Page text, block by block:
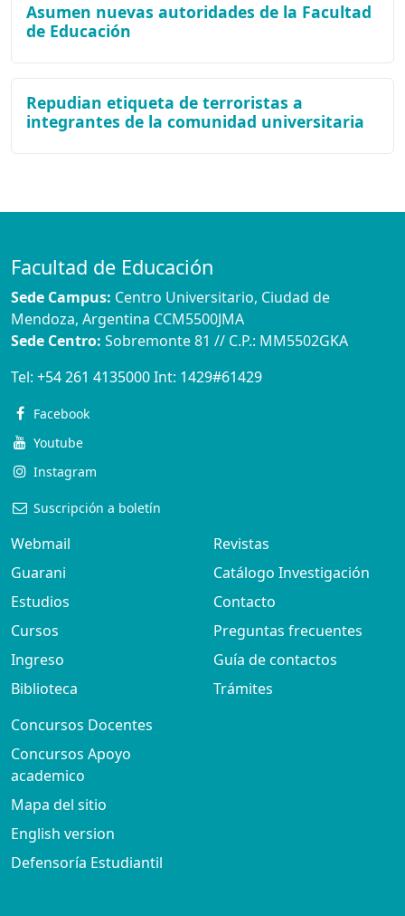
Asumen nuevas autoridades de la Facultad
de Educación
Repudian etiqueta de terroristas a
integrantes de la comunidad universitaria
Facultad de Educación
Sede Campus: Centro Universitario, Ciudad de
Mendoza, Argentina CCM5500JMA
Sede Centro: Sobremonte 81 // C.P.: MM5502GKA
Tel: +54 261 4135000Int: 1429#61429
Facebook
Youtube
Instagram
Suscripción a boletín
Webmail
Guarani
Estudios
Cursos
Ingreso
Biblioteca
Revistas
Catálogo Investigación
Contacto
Preguntas frecuentes
Guía de contactos
Trámites
Concursos Docentes
Concursos Apoyo
academico
Mapa del sitio
English version
Defensoría Estudiantil